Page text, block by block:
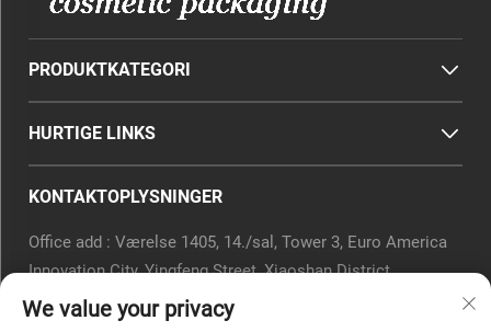
PRODUKTKATEGORI
HURTIGE LINKS
KONTAKTOPLYSNINGER
Office add : Værelse 1405, 14./sal, Tower 3, Euro America
Innovation City, Yingfeng Street, Xiaoshan District,
Hangzhou, Zhejiang-provinsen, Kina.
[email protected]
We value your privacy